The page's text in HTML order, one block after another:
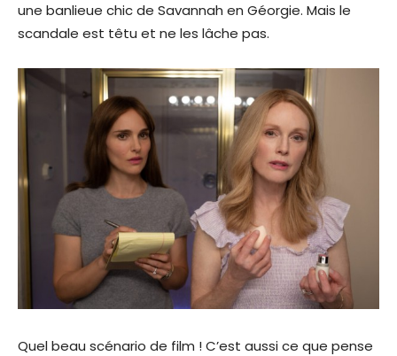
une banlieue chic de Savannah en Géorgie. Mais le
scandale est têtu et ne les lâche pas.
Quel beau scénario de film ! C’est aussi ce que pense